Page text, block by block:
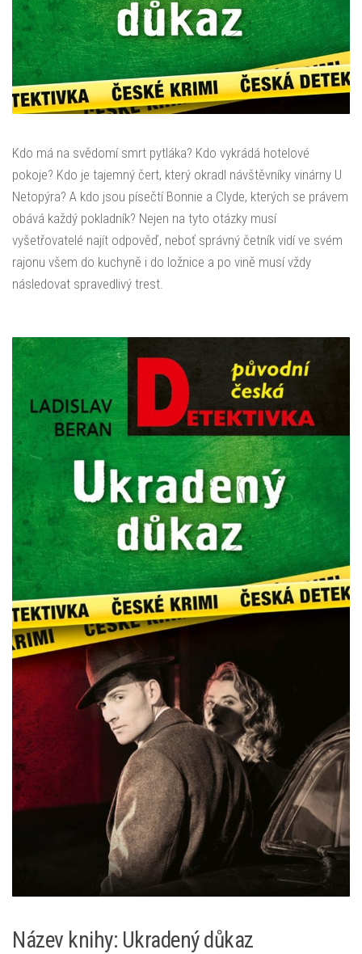
Kdo má na svědomí smrt pytláka? Kdo vykrádá hotelové
pokoje? Kdo je tajemný čert, který okradl návštěvníky vinárny U
Netopýra? A kdo jsou písečtí Bonnie a Clyde, kterých se právem
obává každý pokladník? Nejen na tyto otázky musí
vyšetřovatelé najít odpověď, neboť správný četník vidí ve svém
rajonu všem do kuchyně i do ložnice a po vině musí vždy
následovat spravedlivý trest.
Název knihy: Ukradený důkaz